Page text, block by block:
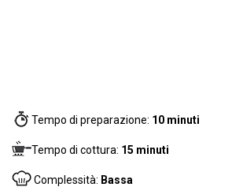
Tempo di preparazione: 10 minuti
Tempo di cottura: 15 minuti
Complessità: Bassa